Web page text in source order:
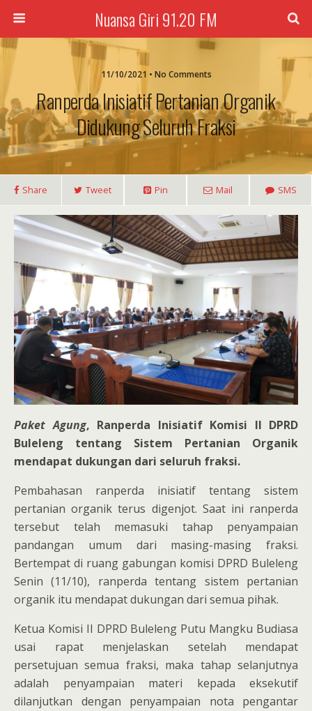
Nuansa Giri 91.20 FM
11/10/2021 • No Comments
Ranperda Inisiatif Pertanian Organik
Didukung Seluruh Fraksi
Share Tweet Pin Mail SMS
Paket Agung, Ranperda Inisiatif Komisi II DPRD
Buleleng tentang Sistem Pertanian Organik
mendapat dukungan dari seluruh fraksi.
Pembahasan ranperda inisiatif tentang sistem
pertanian organik terus digenjot. Saat ini ranperda
tersebut telah memasuki tahap penyampaian
pandangan umum dari masing-masing fraksi.
Bertempat di ruang gabungan komisi DPRD Buleleng
Senin (11/10), ranperda tentang sistem pertanian
organik itu mendapat dukungan dari semua pihak.
Ketua Komisi II DPRD Buleleng Putu Mangku Budiasa
usai rapat menjelaskan setelah mendapat
persetujuan semua fraksi, maka tahap selanjutnya
adalah penyampaian materi kepada eksekutif
dilanjutkan dengan penyampaian nota pengantar